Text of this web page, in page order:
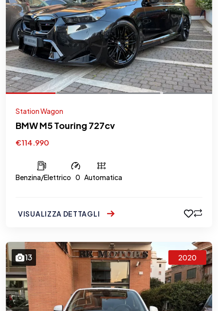
Station Wagon
BMW M5 Touring 727cv
€114.990
Benzina/Elettrico 0 Automatica
VISUALIZZA DETTAGLI
13 2020